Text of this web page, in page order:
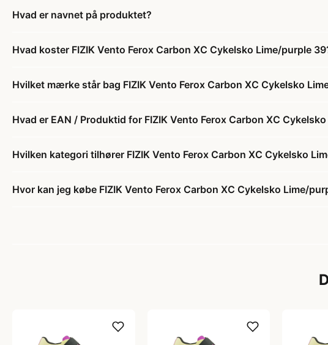
Hvad er navnet på produktet?
Hvad koster FIZIK Vento Ferox Carbon XC Cykelsko Lime/purple
Hvilket mærke står bag FIZIK Vento Ferox Carbon XC Cykelsko
Hvad er EAN / Produktid for FIZIK Vento Ferox Carbon XC
Hvilken kategori tilhører FIZIK Vento Ferox Carbon XC Cykelsko
Hvor kan jeg købe FIZIK Vento Ferox Carbon XC Cykelsko Lime/